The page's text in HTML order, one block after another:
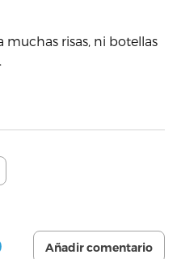
risas, ni botellas
Añadir comentario